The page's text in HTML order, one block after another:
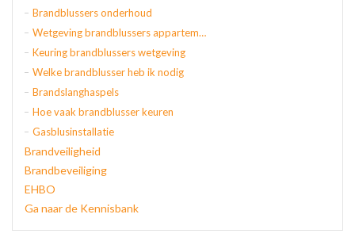
Brandblussers onderhoud
Wetgeving brandblussers appartementen
Keuring brandblussers wetgeving
Welke brandblusser heb ik nodig
Brandslanghaspels
Hoe vaak brandblusser keuren
Gasblusinstallatie
Brandveiligheid
Brandbeveiliging
EHBO
Ga naar de Kennisbank